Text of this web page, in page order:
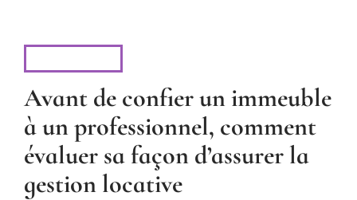
Avant de confier un immeuble
à un professionnel, comment
évaluer sa façon d’assurer la
gestion locative